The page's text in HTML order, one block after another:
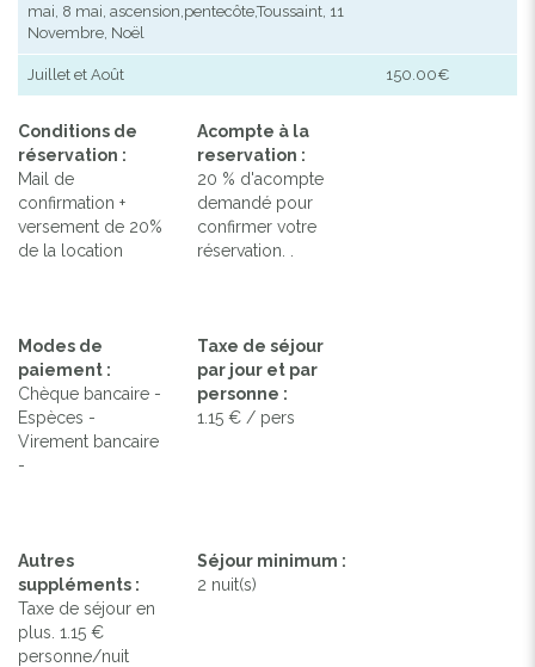
mai, 8 mai, ascension,pentecôte,Toussaint, 11
Novembre, Noël
Juillet et Août 150.00€
Conditions de
réservation :
Mail de
confirmation +
versement de 20%
de la location
Acompte à la
reservation :
20 % d'acompte
demandé pour
confirmer votre
réservation. .
Modes de
paiement :
Chèque bancaire -
Espèces -
Virement bancaire
-
Taxe de séjour
par jour et par
personne :
1.15 € / pers
Autres
suppléments :
Taxe de séjour en
plus. 1.15 €
personne/nuit
Séjour minimum :
2 nuit(s)